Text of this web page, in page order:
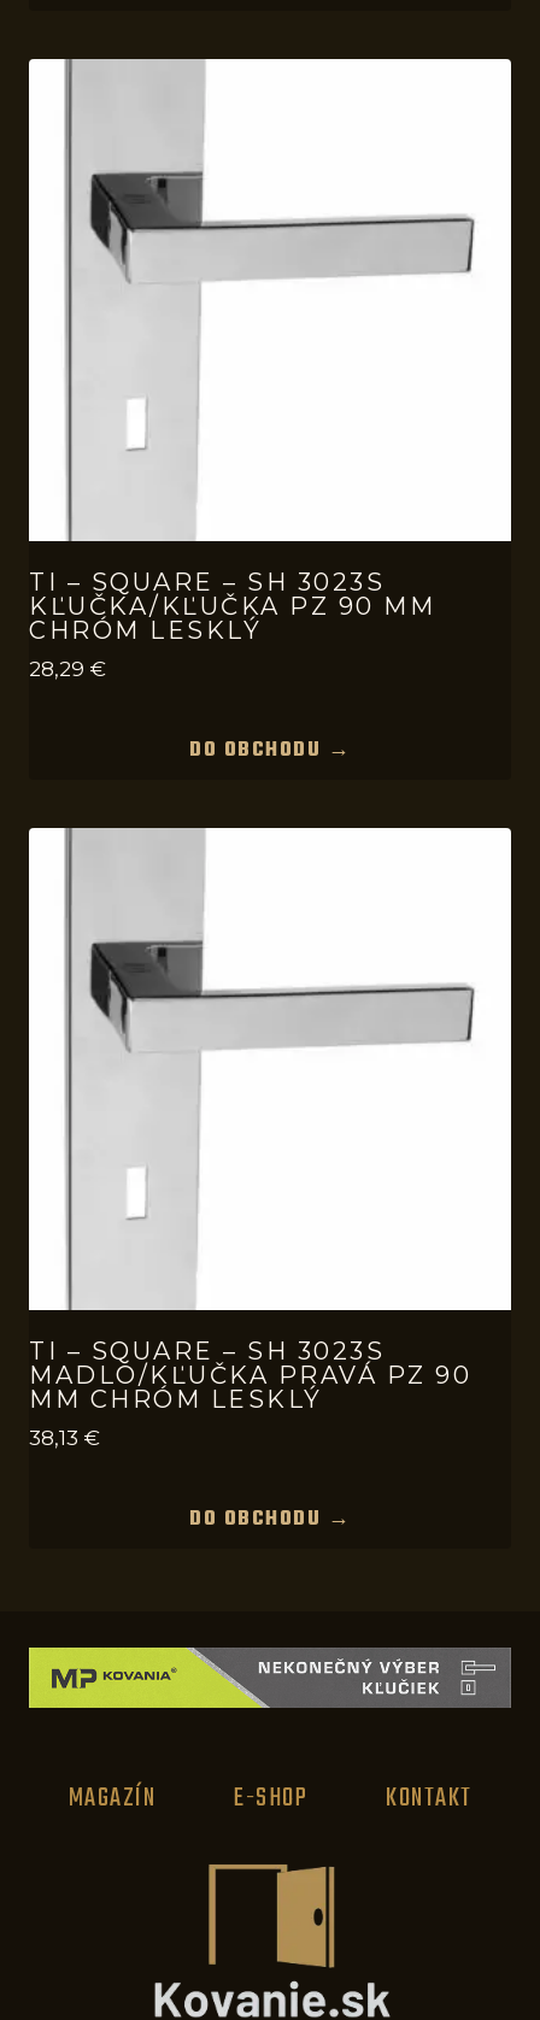
TI – SQUARE – SH 3023S
KĽUČKA/KĽUČKA PZ 90 MM
CHRÓM LESKLÝ
28,29 €
DO OBCHODU →
TI – SQUARE – SH 3023S
MADLO/KĽUČKA PRAVÁ PZ 90
MM CHRÓM LESKLÝ
38,13 €
DO OBCHODU →
MAGAZÍN E-SHOP KONTAKT